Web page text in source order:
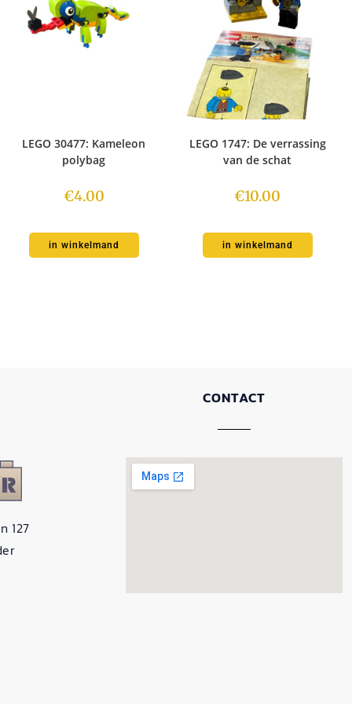
LEGO 30477: Kameleon
polybag
€4.00
in winkelmand
LEGO 1747: De verrassing
van de schat
€10.00
in winkelmand
127
CONTACT